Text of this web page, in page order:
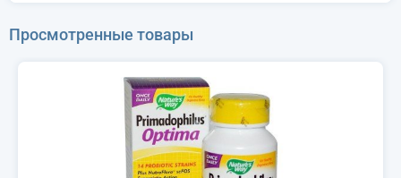
Просмотренные товары